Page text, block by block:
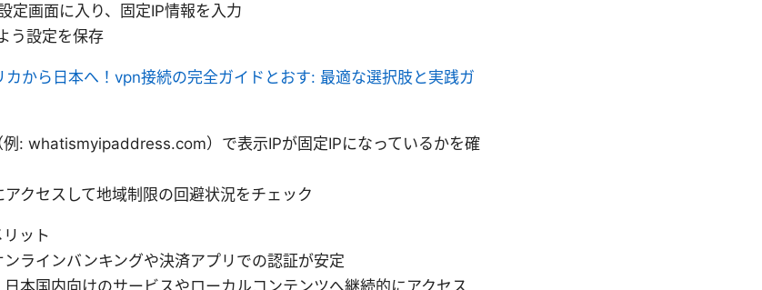
定画面に入り、固定IP情報を入力
う設定を保存
カから日本へ！vpn接続の完全ガイドとおす: 最適な選択肢と実践ガ
例: whatismyipaddress.com）で表示IPが固定IPになっているかを確
クセスして地域制限の回避状況をチェック
ット
ラインバンキングや決済アプリでの認証が安定
本国内向けのサービスやローカルコンテンツへ継続的にアクセス